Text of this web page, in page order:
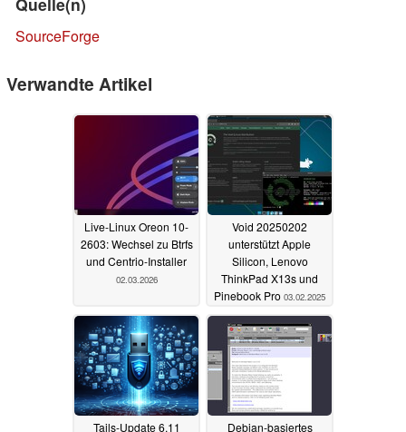
SourceForge
Verwandte Artikel
Live-Linux Oreon 10-
2603: Wechsel zu Btrfs
und Centrio-Installer
02.03.2026
Void 20250202
unterstützt Apple
Silicon, Lenovo
ThinkPad X13s und
Pinebook Pro 03.02.2025
Tails-Update 6.11
Debian-basiertes